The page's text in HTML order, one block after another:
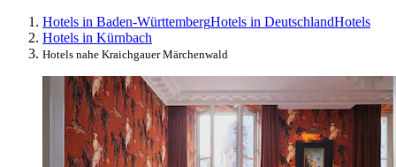
Hotels in Baden-WürttembergHotels in DeutschlandHotels
Hotels in Kürnbach
Hotels nahe Kraichgauer Märchenwald